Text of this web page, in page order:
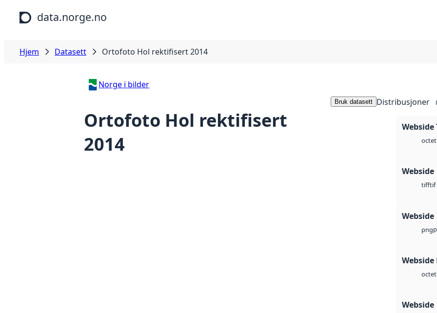
Hopp til hovedinnhold
data.norge.no
Hjem Datasett Ortofoto Hol rektifisert 2014
Norge i bilder
Ortofoto Hol rektifisert
2014
Bruk datasett Distribusjoner
Webside
octet
Webside
tifftif
Webside
png
Webside
octet
Webside